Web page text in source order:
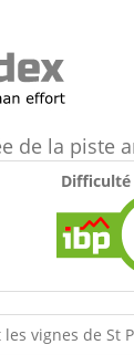
de la piste
les vignes de St